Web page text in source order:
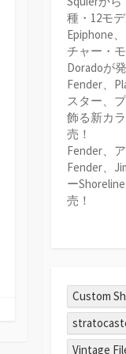
種・12モ
Epiphone
チャー・
Doradoが
Fender、
スター、
飾る新カ
売！
Fender、
Fender、
ー
売！
Custom
Vintage